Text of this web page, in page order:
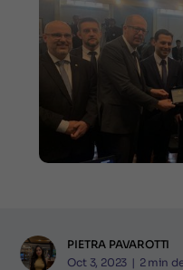
PIETRA PAVAROTTI
Oct 3, 2023 | 2 min